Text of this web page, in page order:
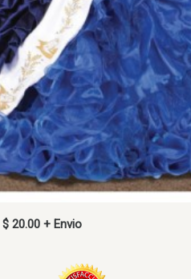
$ 20.00 + Envio